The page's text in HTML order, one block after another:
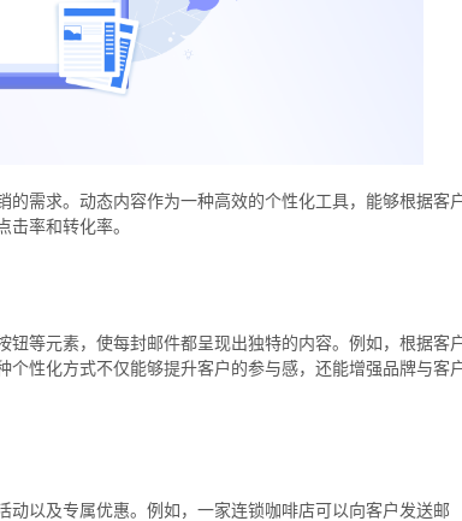
需求。动态内容作为一种高效的个性化工具，能够根据客
率和转化率。
等元素，使每封邮件都呈现出独特的内容。例如，根据客
性化方式不仅能够提升客户的参与感，还能增强品牌与客
以及专属优惠。例如，一家连锁咖啡店可以向客户发送邮